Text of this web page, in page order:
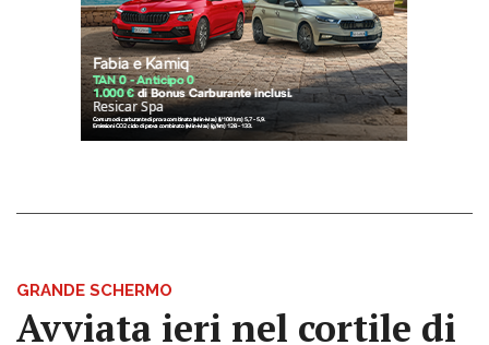
GRANDE SCHERMO
Avviata ieri nel cortile di